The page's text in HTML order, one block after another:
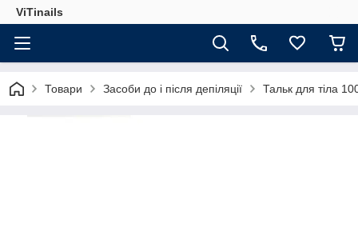
ViTinails
Товари Засоби до і після депіляції Тальк для тіла